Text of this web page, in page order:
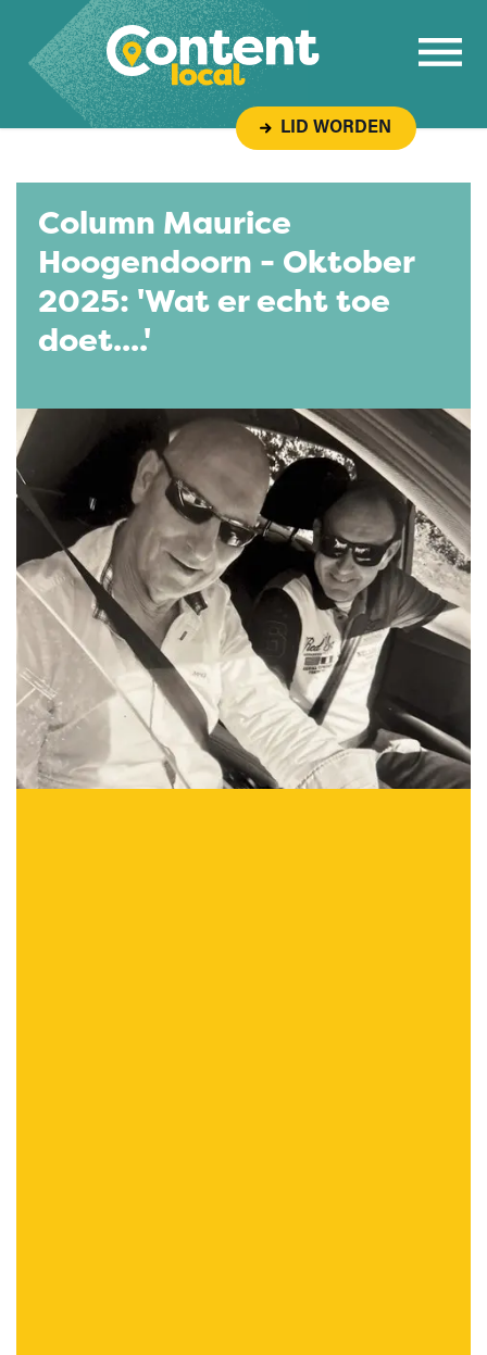
Overslaan naar inhoud
LID WORDEN
Column Maurice
Hoogendoorn - Oktober
2025: 'Wat er echt toe
doet....'